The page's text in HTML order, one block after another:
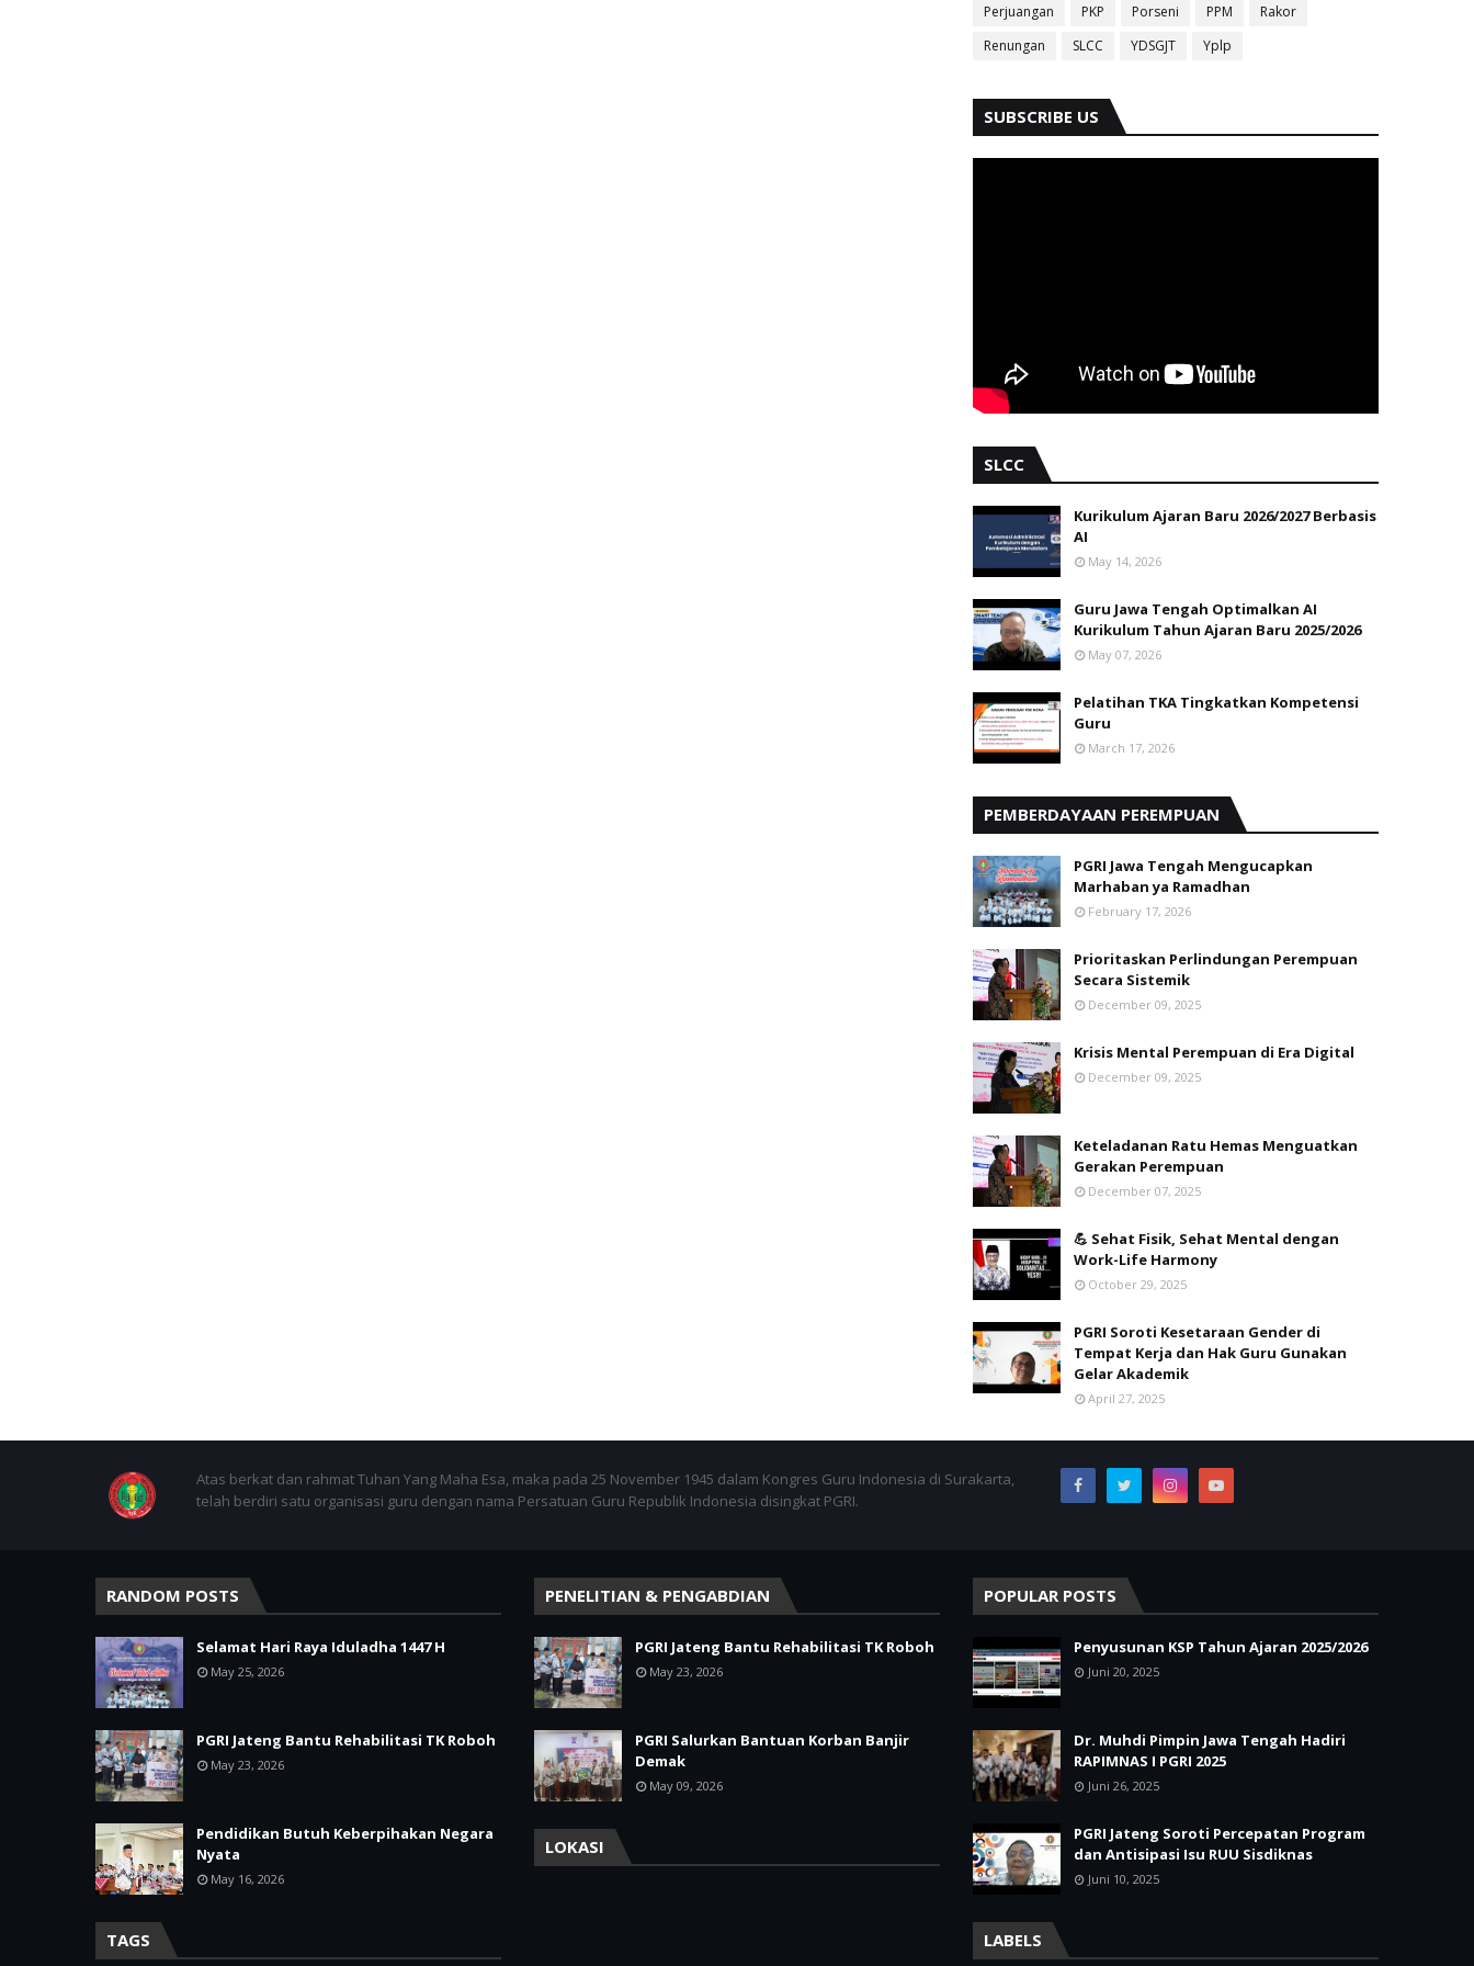
Perjuangan PKP Porseni PPM
Rakor
Renungan
SLCC YDSGJT Yplp
SUBSCRIBE US
SLCC
Kurikulum Ajaran Baru 2026/2027 Berbasis
AI
May 14, 2026
Guru Jawa Tengah Optimalkan AI
Kurikulum Tahun Ajaran Baru 2025/2026
May 07, 2026
Pelatihan TKA Tingkatkan Kompetensi
Guru
March 17, 2026
PEMBERDAYAAN PEREMPUAN
PGRI Jawa Tengah Mengucapkan
Marhaban ya Ramadhan
February 17, 2026
Prioritaskan Perlindungan Perempuan
Secara Sistemik
December 09, 2025
Krisis Mental Perempuan di Era Digital
December 09, 2025
Keteladanan Ratu Hemas Menguatkan
Gerakan Perempuan
December 07, 2025
💪 Sehat Fisik, Sehat Mental dengan
Work-Life Harmony
October 29, 2025
PGRI Soroti Kesetaraan Gender di
Tempat Kerja dan Hak Guru Gunakan
Gelar Akademik
April 27, 2025
Atas berkat dan rahmat Tuhan Yang Maha Esa, maka pada 25 November 1945 dalam Kongres Guru Indonesia di Surakarta,
telah berdiri satu organisasi guru dengan nama Persatuan Guru Republik Indonesia disingkat PGRI.
RANDOM POSTS
Selamat Hari Raya Iduladha 1447 H
May 25, 2026
PGRI Jateng Bantu Rehabilitasi TK Roboh
May 23, 2026
Pendidikan Butuh Keberpihakan Negara
Nyata
May 16, 2026
TAGS
PENELITIAN & PENGABDIAN
PGRI Jateng Bantu Rehabilitasi TK Roboh
May 23, 2026
PGRI Salurkan Bantuan Korban Banjir
Demak
May 09, 2026
LOKASI
POPULAR POSTS
Penyusunan KSP Tahun Ajaran 2025/2026
Juni 20, 2025
Dr. Muhdi Pimpin Jawa Tengah Hadiri
RAPIMNAS I PGRI 2025
Juni 26, 2025
PGRI Jateng Soroti Percepatan Program
dan Antisipasi Isu RUU Sisdiknas
Juni 10, 2025
LABELS